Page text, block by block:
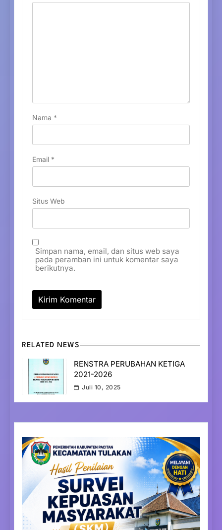
Nama *
Email *
Situs Web
Simpan nama, email, dan situs web saya
pada peramban ini untuk komentar saya
berikutnya.
RELATED NEWS
RENSTRA PERUBAHAN KETIGA
2021-2026
Juli 10, 2025